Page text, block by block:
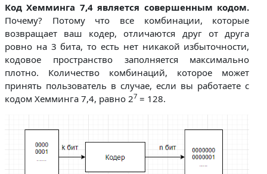
Код Хемминга 7,4 является совершенным кодом.
Почему? Потому что все комбинации, которые
возвращает ваш кодер, отличаются друг от друга
ровно на 3 бита, то есть нет никакой избыточности,
кодовое пространство заполняется максимально
плотно. Количество комбинаций, которое может
принять пользователь в случае, если вы работаете с
кодом Хемминга 7,4, равно 27 = 128.